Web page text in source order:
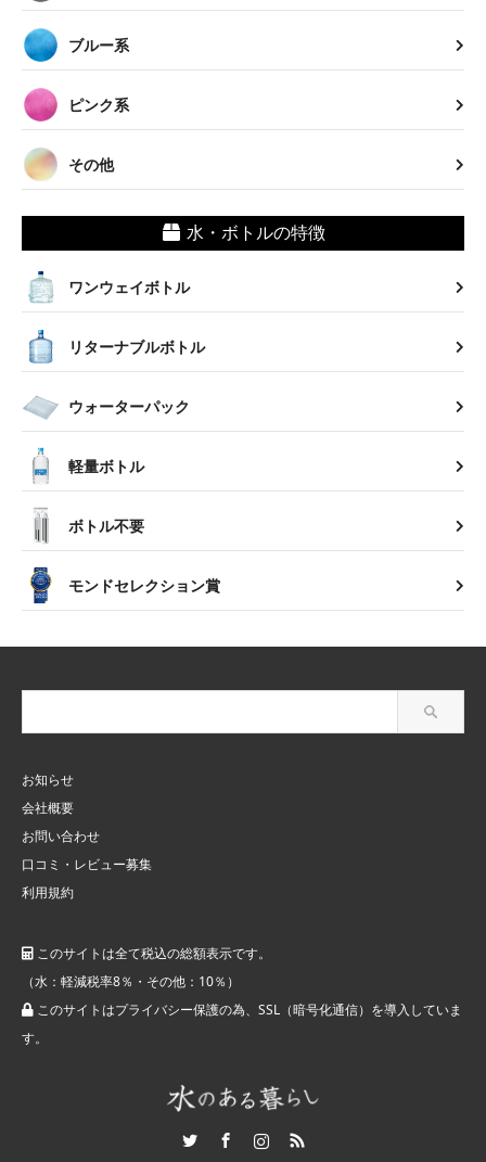
ブルー系
ピンク系
その他
水・ボトルの特徴
ワンウェイボトル
リターナブルボトル
ウォーターパック
軽量ボトル
ボトル不要
モンドセレクション賞
お知らせ
会社概要
お問い合わせ
口コミ・レビュー募集
利用規約
このサイトは全て税込の総額表示です。
（水：軽減税率8％・その他：10％）
このサイトはプライバシー保護の為、SSL（暗号化通信）を導入していま
す。
InstagramRSS